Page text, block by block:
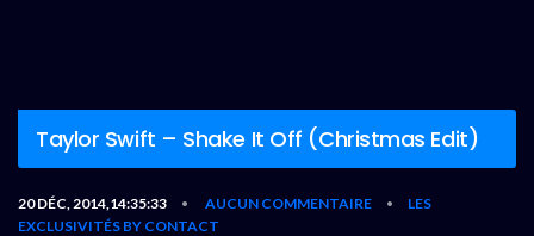
Taylor Swift – Shake It Off (Christmas Edit)
20 DÉC, 2014,14:35:33 • AUCUN COMMENTAIRE •
LES
EXCLUSIVITÉS BY CONTACT